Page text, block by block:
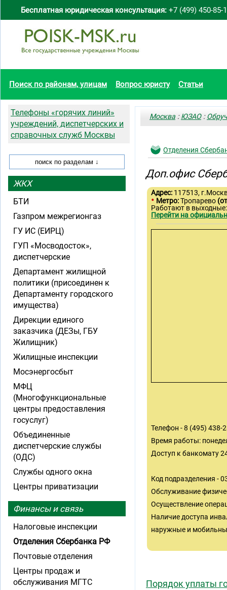
Бесплатная юридическая консультация: +7 (499) 450-85-
Поиск по районам, улицам Вопрос юристу Статьи
Москва :ЮЗАО:
Отделения
Доп.офис
Адрес: 117513,
• Метро:Тропарево
Работают в
Перейти на
Телефон - 8 (495) 438-
Время работы:
Доступ к банкомату
Код подразделения -
Обслуживание
Осуществление
Наличие доступа
наружные и
Порядок уплаты
Телефоны «горячих линий»
учреждений, диспетчерских и
справочных служб Москвы
ЖКХ
БТИ
Газпром межрегионгаз
ГУ ИС (ЕИРЦ)
ГУП «Мосводосток»,
диспетчерские
Департамент жилищной
политики (присоединен к
Департаменту городского
имущества)
Дирекции единого
заказчика (ДЕЗы, ГБУ
Жилищник)
Жилищные инспекции
Мосэнергосбыт
МФЦ
(Многофункциональные
центры предоставления
госуслуг)
Объединенные
диспетчерские службы
(ОДС)
Службы одного окна
Центры приватизации
Финансы и связь
Налоговые инспекции
Отделения Сбербанка РФ
Почтовые отделения
Центры продаж и
обслуживания МГТС